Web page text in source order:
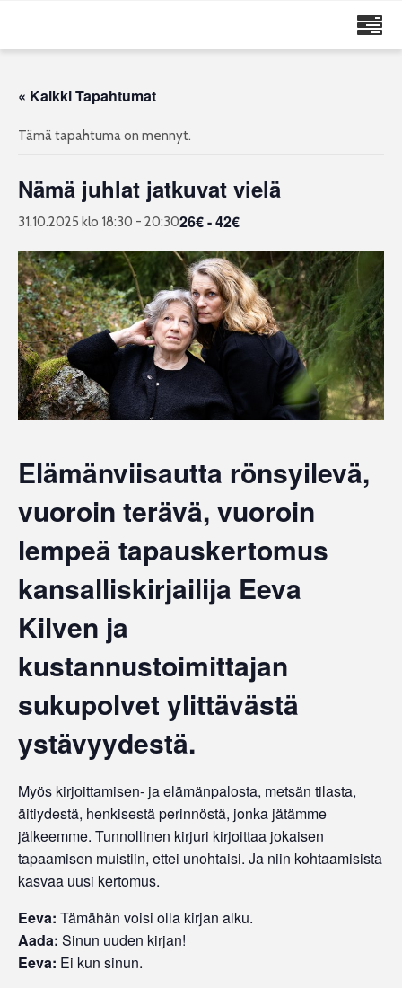
« Kaikki Tapahtumat
Tämä tapahtuma on mennyt.
Nämä juhlat jatkuvat vielä
31.10.2025 klo 18:30 - 20:3026€ - 42€
Elämänviisautta rönsyilevä,
vuoroin terävä, vuoroin
lempeä tapauskertomus
kansalliskirjailija Eeva
Kilven ja
kustannustoimittajan
sukupolvet ylittävästä
ystävyydestä.
Myös kirjoittamisen- ja elämänpalosta, metsän tilasta,
äitiydestä, henkisestä perinnöstä, jonka jätämme
jälkeemme. Tunnollinen kirjuri kirjoittaa jokaisen
tapaamisen muistiin, ettei unohtaisi. Ja niin kohtaamisista
kasvaa uusi kertomus.
Eeva: Tämähän voisi olla kirjan alku.
Aada: Sinun uuden kirjan!
Eeva: Ei kun sinun.